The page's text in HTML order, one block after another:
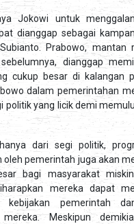
Jokowi untuk
dianggap sebagai
Prabowo, mantan
dianggap
cukup besar di kalangan
dalam pemerintahan
politik yang licik demi
dari segi politik,
oleh pemerintah juga akan
bagi masyarakat
mereka dapat
kebijakan pemerintah
mereka. Meskipun